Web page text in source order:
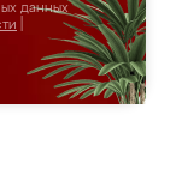
данных